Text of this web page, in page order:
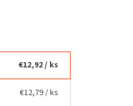
€12,92/ ks
€12,79/ ks